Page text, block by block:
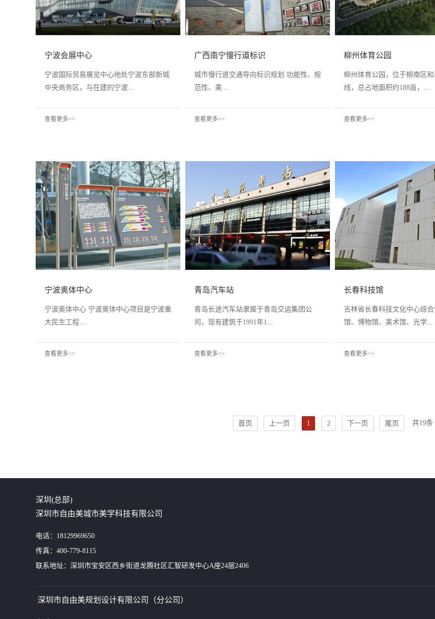
宁波会展中心
宁波国际贸易展览中心地处宁波东部新城
中央商务区，与在建的宁波...
查看更多>>
广西南宁慢行道标识
城市慢行道交通导向标识规划 功能性、规
范性、美...
查看更多>>
柳州体育公园
柳州体育公园，位于柳南区
线，总占地面积约188亩，...
查看更多>>
宁波奥体中心
宁波奥体中心 宁波奥体中心项目是宁波重
大民生工程...
查看更多>>
青岛汽车站
青岛长途汽车站隶属于青岛交运集团公
司，现有建筑于1991年1...
查看更多>>
长春科技馆
吉林省长春科技文化中心综
馆、博物馆、美术馆、光学...
查看更多>>
首页 上一页 1 2 下一页 尾页 共19条
深圳(总部)
深圳市自由美城市美学科技有限公司
电话：18129969650
传真：400-779-8115
联系地址：深圳市宝安区西乡街道龙腾社区汇智研发中心A座24层2406
深圳市自由美规划设计有限公司（分公司）